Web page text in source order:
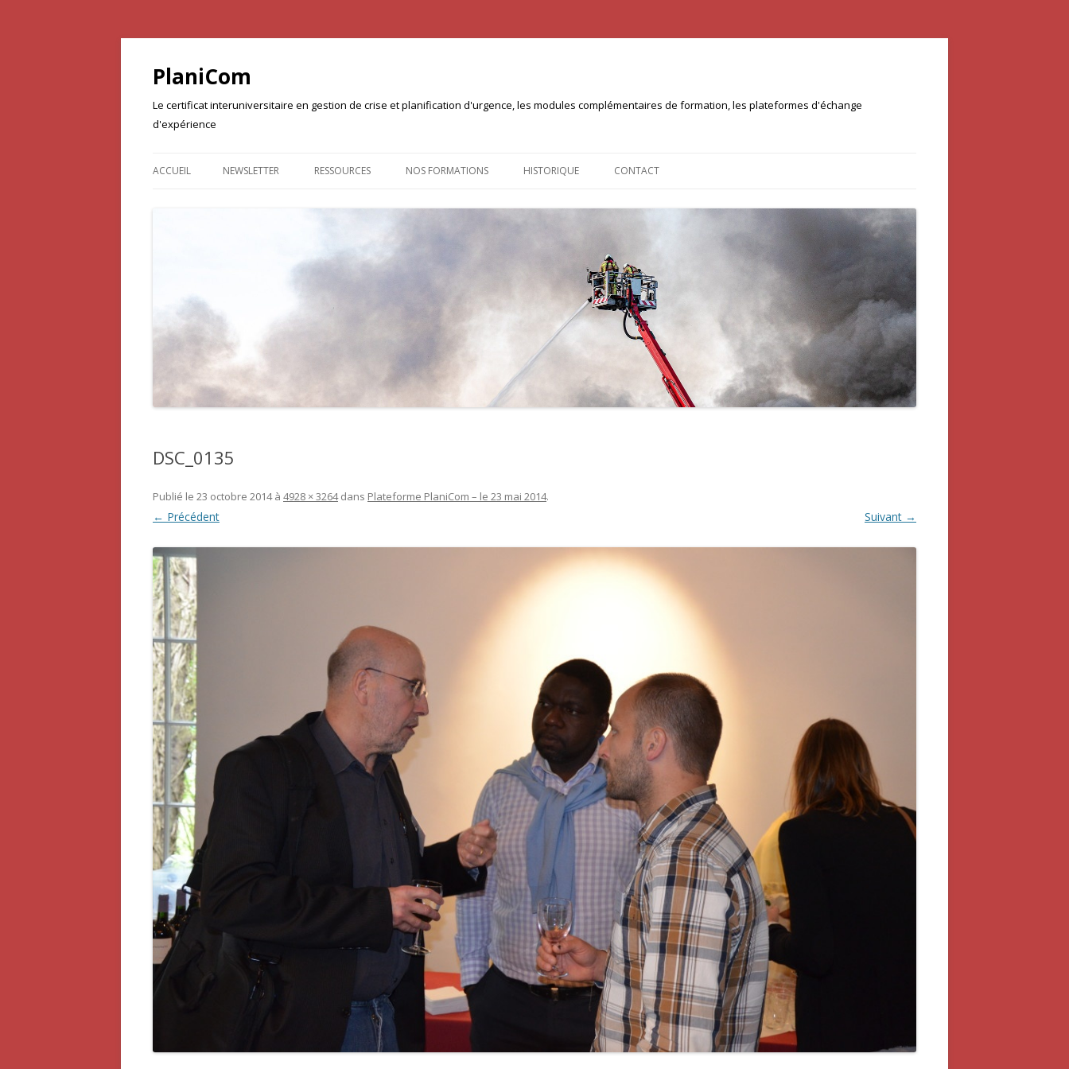
PlaniCom
Le certificat interuniversitaire en gestion de crise et planification d'urgence, les modules complémentaires de formation, les plateformes d'échange
d'expérience
au
contenu
ACCUEIL NEWSLETTER RESSOURCES NOS FORMATIONS HISTORIQUE CONTACT
DSC_0135
Publié le 23 octobre 2014à 4928 × 3264dans Plateforme PlaniCom – le 23 mai 2014.
← Précédent Suivant →